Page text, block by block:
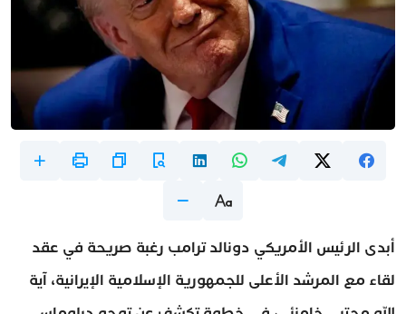
أبدى الرئيس الأمريكي دونالد ترامب رغبة صريحة في عقد
لقاء مع المرشد الأعلى للجمهورية الإسلامية الإيرانية، آية